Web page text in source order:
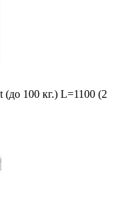
100 кг.) L=1100 (2